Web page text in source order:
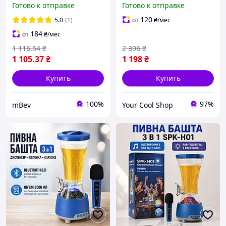
напитков Talos Китай
Готово к отправке
5.0 (1)
от 184₴/мес
1 105.37₴
1 116.54 ₴
Купить
mBev 100%
для караоке, алкогольный
диспенсер для домашней
Готово к отправке
от 120₴/мес
1 198₴
2 396 ₴
Купить
Your Cool Shop 97%